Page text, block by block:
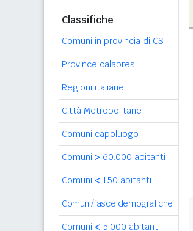
Classifiche
Comuni in provincia di CS
Province calabresi
Regioni italiane
Città Metropolitane
Comuni capoluogo
Comuni > 60.000 abitanti
Comuni < 150 abitanti
Comuni/fasce demografiche
Comuni < 5.000 abitanti